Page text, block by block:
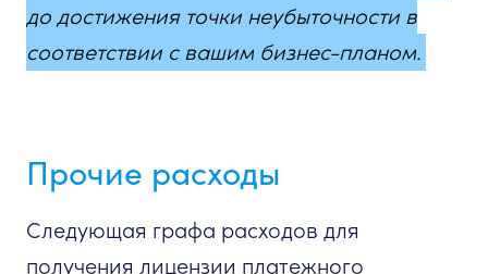
до достижения точки неубыточности в
соответствии с вашим бизнес-планом.
Прочие расходы
Следующая графа расходов для
получения лицензии платежного